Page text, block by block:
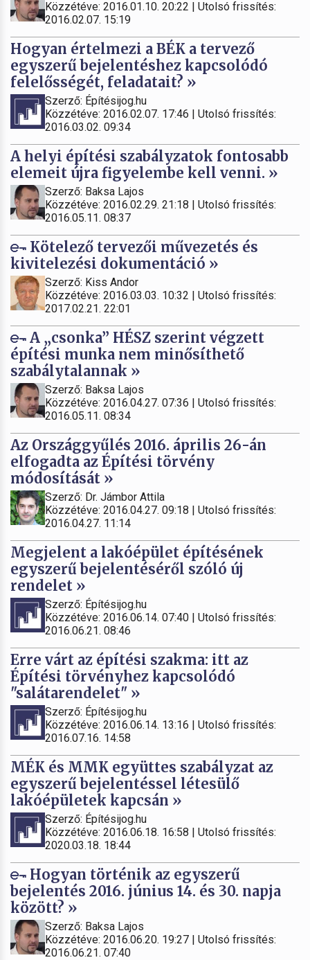
Közzétéve: 2016.01.10. 20:22 | Utolsó frissítés:
2016.02.07. 15:19
Hogyan értelmezi a BÉK a tervező
egyszerű bejelentéshez kapcsolódó
felelősségét, feladatait? »
Szerző: Építésijog.hu
Közzétéve: 2016.02.07. 17:46 | Utolsó frissítés:
2016.03.02. 09:34
A helyi építési szabályzatok fontosabb
elemeit újra figyelembe kell venni. »
Szerző: Baksa Lajos
Közzétéve: 2016.02.29. 21:18 | Utolsó frissítés:
2016.05.11. 08:37
Kötelező tervezői művezetés és
kivitelezési dokumentáció »
Szerző: Kiss Andor
Közzétéve: 2016.03.03. 10:32 | Utolsó frissítés:
2017.02.21. 22:01
A „csonka” HÉSZ szerint végzett
építési munka nem minősíthető
szabálytalannak »
Szerző: Baksa Lajos
Közzétéve: 2016.04.27. 07:36 | Utolsó frissítés:
2016.05.11. 08:34
Az Országgyűlés 2016. április 26-án
elfogadta az Építési törvény
módosítását »
Szerző: Dr. Jámbor Attila
Közzétéve: 2016.04.27. 09:18 | Utolsó frissítés:
2016.04.27. 11:14
Megjelent a lakóépület építésének
egyszerű bejelentéséről szóló új
rendelet »
Szerző: Építésijog.hu
Közzétéve: 2016.06.14. 07:40 | Utolsó frissítés:
2016.06.21. 08:46
Erre várt az építési szakma: itt az
Építési törvényhez kapcsolódó
"salátarendelet" »
Szerző: Építésijog.hu
Közzétéve: 2016.06.14. 13:16 | Utolsó frissítés:
2016.07.16. 14:58
MÉK és MMK együttes szabályzat az
egyszerű bejelentéssel létesülő
lakóépületek kapcsán »
Szerző: Építésijog.hu
Közzétéve: 2016.06.18. 16:58 | Utolsó frissítés:
2020.03.18. 18:44
Hogyan történik az egyszerű
bejelentés 2016. június 14. és 30. napja
között? »
Szerző: Baksa Lajos
Közzétéve: 2016.06.20. 19:27 | Utolsó frissítés:
2016.06.21. 07:40